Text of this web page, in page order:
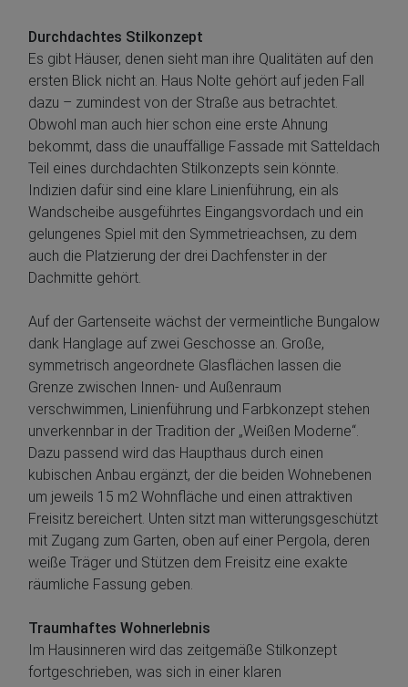
Durchdachtes Stilkonzept
Es gibt Häuser, denen sieht man ihre Qualitäten auf den
ersten Blick nicht an. Haus Nolte gehört auf jeden Fall
dazu – zumindest von der Straße aus betrachtet.
Obwohl man auch hier schon eine erste Ahnung
bekommt, dass die unauffällige Fassade mit Satteldach
Teil eines durchdachten Stilkonzepts sein könnte.
Indizien dafür sind eine klare Linienführung, ein als
Wandscheibe ausgeführtes Eingangsvordach und ein
gelungenes Spiel mit den Symmetrieachsen, zu dem
auch die Platzierung der drei Dachfenster in der
Dachmitte gehört.
Auf der Gartenseite wächst der vermeintliche Bungalow
dank Hanglage auf zwei Geschosse an. Große,
symmetrisch angeordnete Glasflächen lassen die
Grenze zwischen Innen- und Außenraum
verschwimmen, Linienführung und Farbkonzept stehen
unverkennbar in der Tradition der „Weißen Moderne“.
Dazu passend wird das Haupthaus durch einen
kubischen Anbau ergänzt, der die beiden Wohnebenen
um jeweils 15 m2 Wohnfläche und einen attraktiven
Freisitz bereichert. Unten sitzt man witterungsgeschützt
mit Zugang zum Garten, oben auf einer Pergola, deren
weiße Träger und Stützen dem Freisitz eine exakte
räumliche Fassung geben.
Traumhaftes Wohnerlebnis
Im Hausinneren wird das zeitgemäße Stilkonzept
fortgeschrieben, was sich in einer klaren